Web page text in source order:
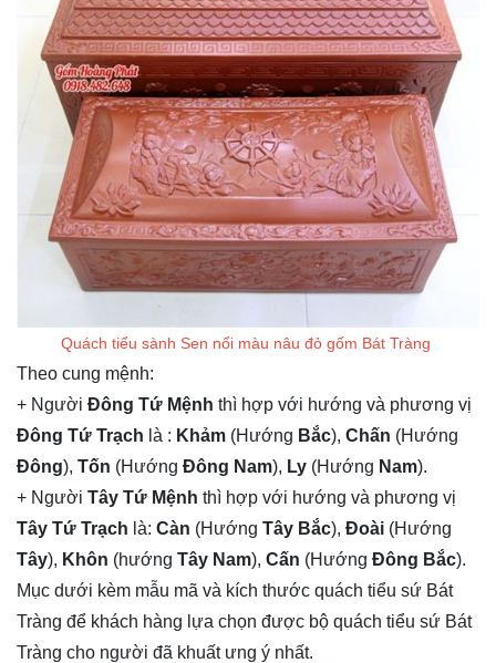
Quách tiểu sành Sen nổi màu nâu đỏ gốm Bát Tràng
Theo cung mệnh:
+ Người Đông Tứ Mệnh thì hợp với hướng và phương vị
Đông Tứ Trạch là : Khảm (Hướng Bắc), Chấn (Hướng
Đông), Tốn (Hướng Đông Nam), Ly (Hướng Nam).
+ Người Tây Tứ Mệnh thì hợp với hướng và phương vị
Tây Tứ Trạch là: Càn (Hướng Tây Bắc), Đoài (Hướng
Tây), Khôn (hướng Tây Nam), Cấn (Hướng Đông Bắc).
Mục dưới kèm mẫu mã và kích thước quách tiểu sứ Bát
Tràng để khách hàng lựa chọn được bộ quách tiểu sứ Bát
Tràng cho người đã khuất ưng ý nhất.